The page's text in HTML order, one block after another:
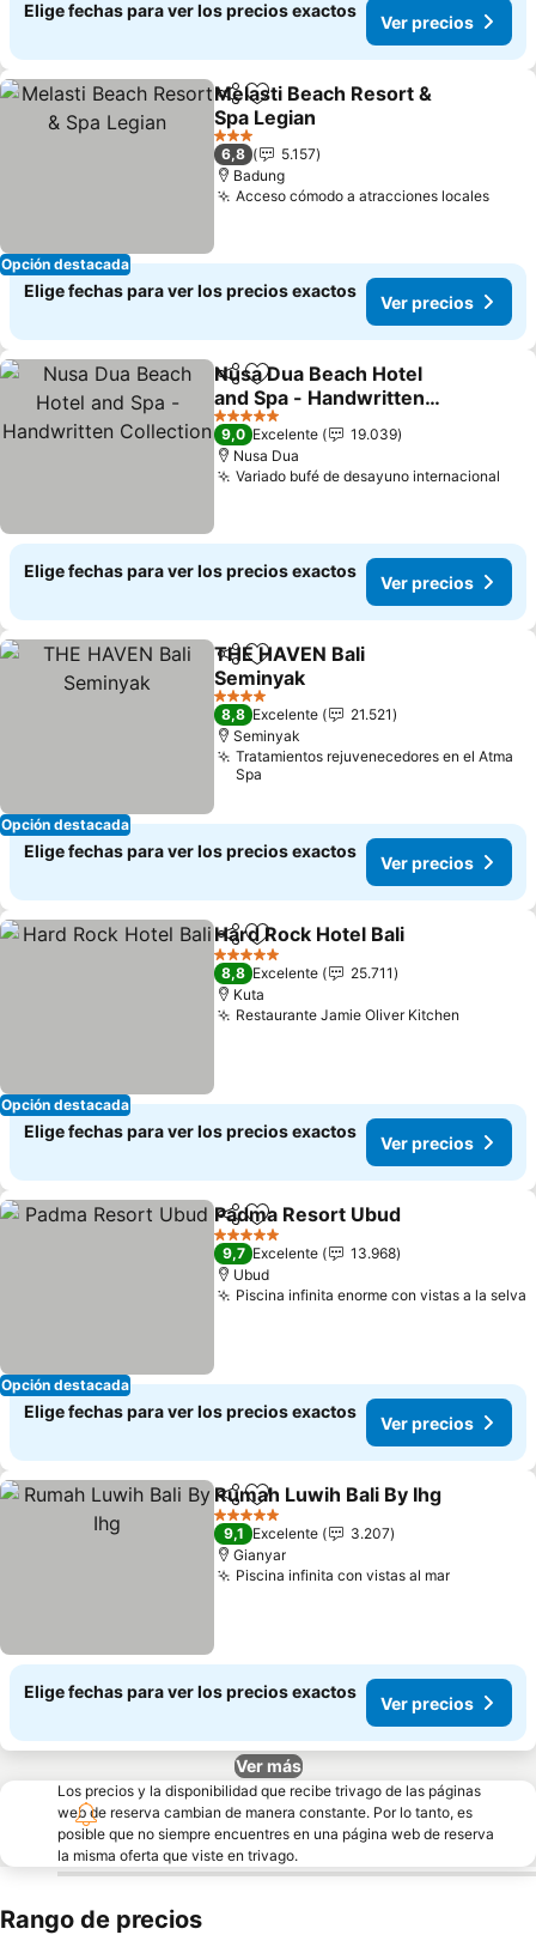
Elige fechas para ver los precios exactos
Ver precios
Opción destacada
CompartirAgregar a favoritos
Melasti Beach Resort &
Spa Legian
Ver precios
3 Estrellas
6,8
5.157
Badung
Acceso cómodo a atracciones localesVer
Elige fechas para ver los precios exactos
Ver precios
CompartirAgregar a favoritos
Nusa Dua Beach Hotel
and Spa - Handwritten
Collection
Ver precios
5 Estrellas
9,0 Excelente
19.039
Nusa Dua
Variado bufé de desayuno internacional
Elige fechas para ver los precios exactos
Ver precios
Opción destacada
CompartirAgregar a favoritos
THE HAVEN Bali
Seminyak
Ver precios
4 Estrellas
8,8 Excelente
21.521
Seminyak
Tratamientos rejuvenecedores en el Atma
Spa
Elige fechas para ver los precios exactos
Ver precios
Opción destacada
CompartirAgregar a favoritos
Hard Rock Hotel Bali
5 Estrellas
8,8 Excelente
25.711
Kuta
Restaurante Jamie Oliver Kitchen
Elige fechas para ver los precios exactos
Ver precios
Opción destacada
CompartirAgregar a favoritos
Padma Resort Ubud
5 Estrellas
9,7 Excelente
13.968
Ubud
Piscina infinita enorme con vistas a la selva
Elige fechas para ver los precios exactos
Ver precios
CompartirAgregar a favoritos
Rumah Luwih Bali By Ihg
5 Estrellas
9,1 Excelente
3.207
Gianyar
Piscina infinita con vistas al marVer
Elige fechas para ver los precios exactos
Ver precios
Ver más
Los precios y la disponibilidad que recibe trivago de las páginas
web de reserva cambian de manera constante. Por lo tanto, es
posible que no siempre encuentres en una página web de reserva
la misma oferta que viste en trivago.
Rango de precios